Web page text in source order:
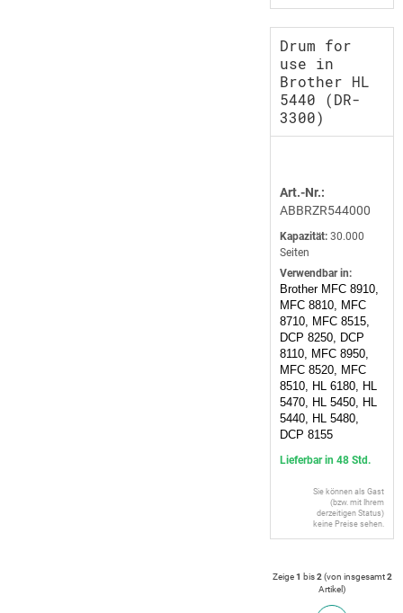
Drum for
use in
Brother HL
5440 (DR-
3300)
Art.-Nr.:
ABBRZR544000
Kapazität: 30.000
Seiten
Verwendbar in:
Brother MFC 8910,
MFC 8810, MFC
8710, MFC 8515,
DCP 8250, DCP
8110, MFC 8950,
MFC 8520, MFC
8510, HL 6180, HL
5470, HL 5450, HL
5440, HL 5480,
DCP 8155
Lieferbar in 48 Std.
Sie können als Gast
(bzw. mit Ihrem
derzeitigen Status)
keine Preise sehen.
Zeige1 bis2(von insgesamt2
Artikel)